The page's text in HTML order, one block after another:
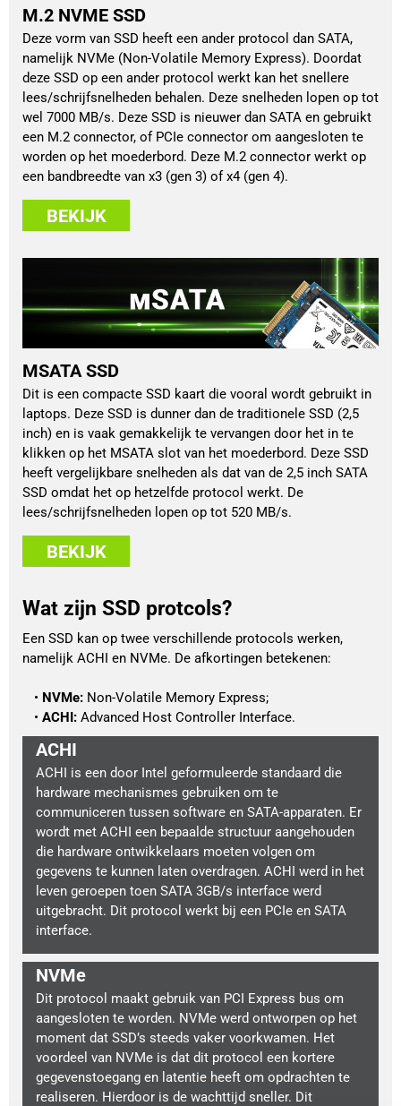
M.2 NVME SSD
Deze vorm van SSD heeft een ander protocol dan SATA,
namelijk NVMe (Non-Volatile Memory Express). Doordat
deze SSD op een ander protocol werkt kan het snellere
lees/schrijfsnelheden behalen. Deze snelheden lopen op tot
wel 7000 MB/s. Deze SSD is nieuwer dan SATA en gebruikt
een M.2 connector, of PCIe connector om aangesloten te
worden op het moederbord. Deze M.2 connector werkt op
een bandbreedte van x3 (gen 3) of x4 (gen 4).
BEKIJK
MSATA SSD
Dit is een compacte SSD kaart die vooral wordt gebruikt in
laptops. Deze SSD is dunner dan de traditionele SSD (2,5
inch) en is vaak gemakkelijk te vervangen door het in te
klikken op het MSATA slot van het moederbord. Deze SSD
heeft vergelijkbare snelheden als dat van de 2,5 inch SATA
SSD omdat het op hetzelfde protocol werkt. De
lees/schrijfsnelheden lopen op tot 520 MB/s.
BEKIJK
Wat zijn SSD protcols?
Een SSD kan op twee verschillende protocols werken,
namelijk ACHI en NVMe. De afkortingen betekenen:
NVMe: Non-Volatile Memory Express;
ACHI: Advanced Host Controller Interface.
ACHI
ACHI is een door Intel geformuleerde standaard die
hardware mechanismes gebruiken om te
communiceren tussen software en SATA-apparaten. Er
wordt met ACHI een bepaalde structuur aangehouden
die hardware ontwikkelaars moeten volgen om
gegevens te kunnen laten overdragen. ACHI werd in het
leven geroepen toen SATA 3GB/s interface werd
uitgebracht. Dit protocol werkt bij een PCIe en SATA
interface.
NVMe
Dit protocol maakt gebruik van PCI Express bus om
aangesloten te worden. NVMe werd ontworpen op het
moment dat SSD’s steeds vaker voorkwamen. Het
voordeel van NVMe is dat dit protocol een kortere
gegevenstoegang en latentie heeft om opdrachten te
realiseren. Hierdoor is de wachttijd sneller. Dit